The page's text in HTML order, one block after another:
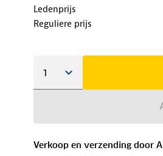
Ledenprijs
Reguliere prijs
Verkoop en verzending door